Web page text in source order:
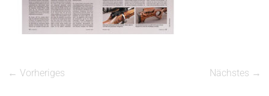
← Vorheriges Nächstes →